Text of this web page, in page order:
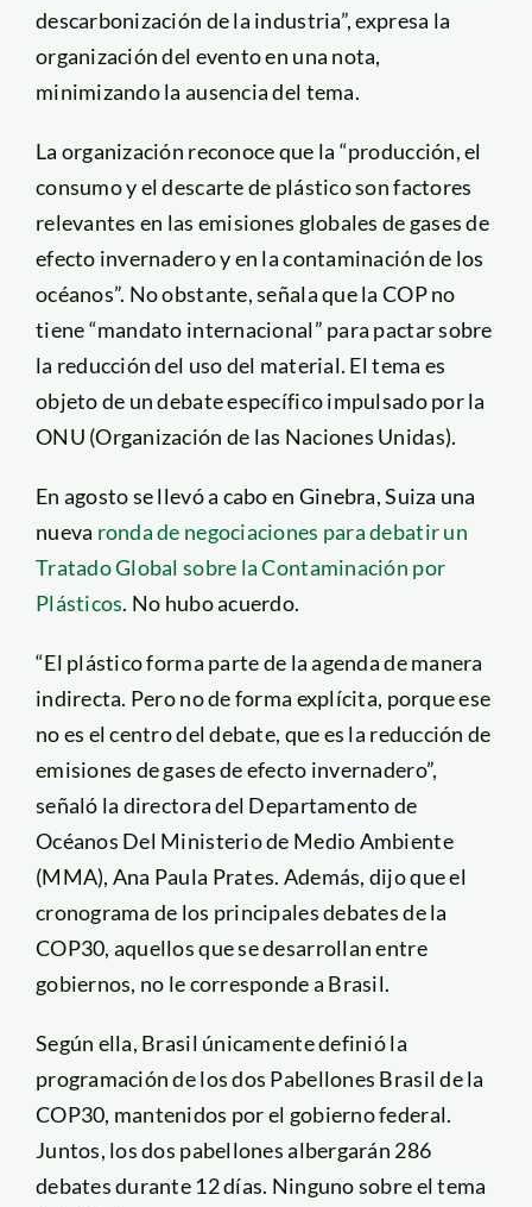
descarbonización de la industria”, expresa la
organización del evento en una nota,
minimizando la ausencia del tema.
La organización reconoce que la “producción, el
consumo y el descarte de plástico son factores
relevantes en las emisiones globales de gases de
efecto invernadero y en la contaminación de los
océanos”. No obstante, señala que la COP no
tiene “mandato internacional” para pactar sobre
la reducción del uso del material. El tema es
objeto de un debate específico impulsado por la
ONU (Organización de las Naciones Unidas).
En agosto se llevó a cabo en Ginebra, Suiza una
nueva ronda de negociaciones para debatir un
Tratado Global sobre la Contaminación por
Plásticos. No hubo acuerdo.
“El plástico forma parte de la agenda de manera
indirecta. Pero no de forma explícita, porque ese
no es el centro del debate, que es la reducción de
emisiones de gases de efecto invernadero”,
señaló la directora del Departamento de
Océanos Del Ministerio de Medio Ambiente
(MMA), Ana Paula Prates. Además, dijo que el
cronograma de los principales debates de la
COP30, aquellos que se desarrollan entre
gobiernos, no le corresponde a Brasil.
Según ella, Brasil únicamente definió la
programación de los dos Pabellones Brasil de la
COP30, mantenidos por el gobierno federal.
Juntos, los dos pabellones albergarán 286
debates durante 12 días. Ninguno sobre el tema